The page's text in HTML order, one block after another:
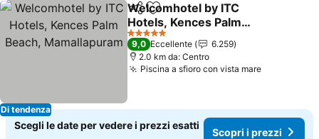
Di tendenza
CondividiAggiungi ai preferiti
Welcomhotel by ITC
Hotels, Kences Palm
Beach, Mamallapuram
5 Stelle
9,0 Eccellente
6.259
2.0 km da: Centro
Piscina a sfioro con vista mare
Scegli le date per vedere i prezzi esatti
Scopri i prezzi